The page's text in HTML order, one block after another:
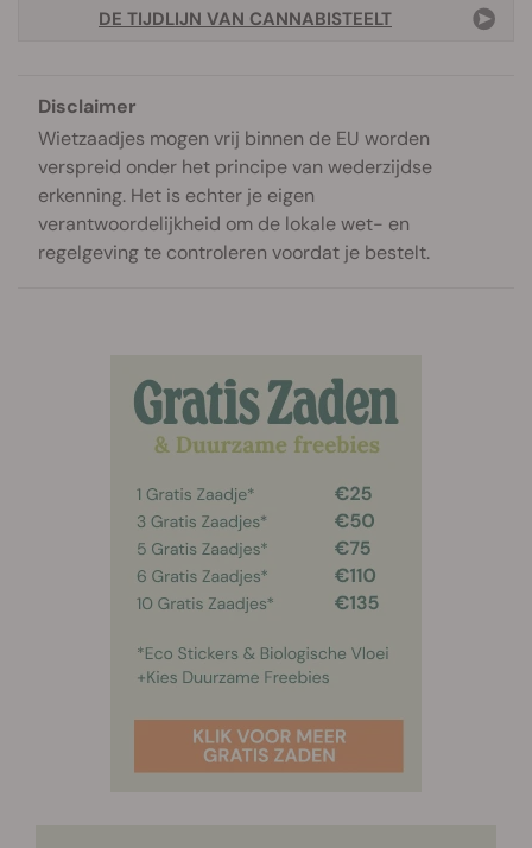
DE TIJDLIJN VAN CANNABISTEELT
Disclaimer
Wietzaadjes mogen vrij binnen de EU worden
verspreid onder het principe van wederzijdse
erkenning. Het is echter je eigen
verantwoordelijkheid om de lokale wet- en
regelgeving te controleren voordat je bestelt.